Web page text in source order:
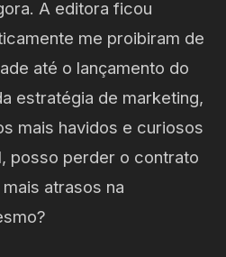
A editora ficou
me proibiram de
até o lançamento do
estratégia de marketing,
mais havidos e curiosos
posso perder o contrato
atrasos na